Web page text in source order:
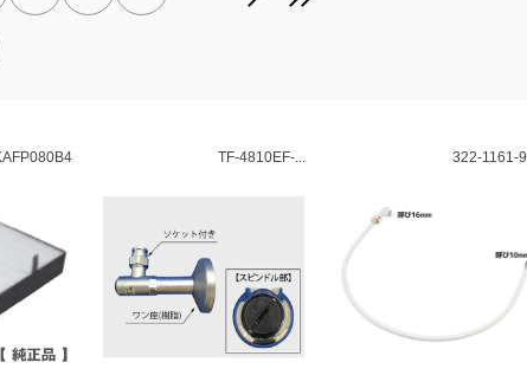
TF-4810EF-... 322-1161-